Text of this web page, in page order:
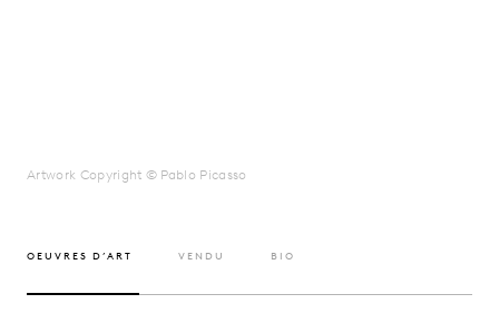
Artwork Copyright © Pablo Picasso
OEUVRES D’ART VENDU BIO